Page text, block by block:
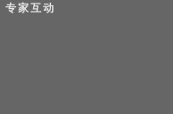
专家互动